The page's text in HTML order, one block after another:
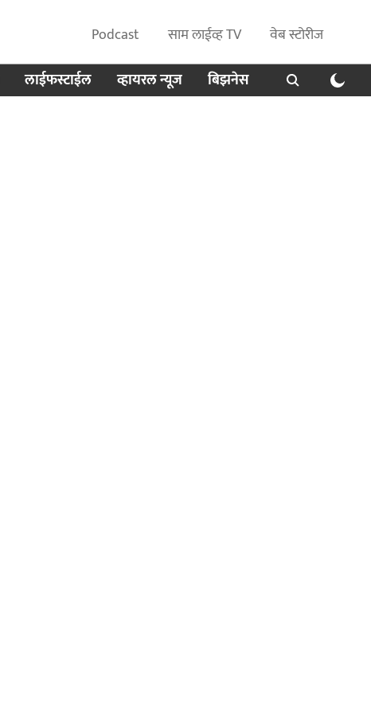
Podcast साम लाईव्ह TV
वेब स्टोरीज
लाईफस्टाईल व्हायरल न्यूज बिझनेस